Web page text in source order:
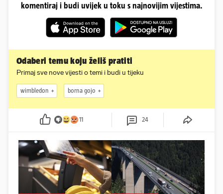
komentiraj i budi uvijek u toku s najnovijim vijestima.
Odaberi temu koju želiš pratiti
Primaj sve nove vijesti o temi i budi u tijeku
wimbledon borna gojo
11 24